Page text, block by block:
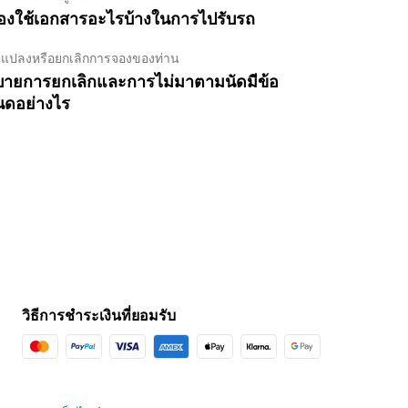
ใช้เอกสารอะไรบ้างในการไปรับรถ
ปลงหรือยกเลิกการจองของท่าน
ยการยกเลิกและการไม่มาตามนัดมีข้อ
อย่างไร
วิธีการชำระเงินที่ยอมรับ